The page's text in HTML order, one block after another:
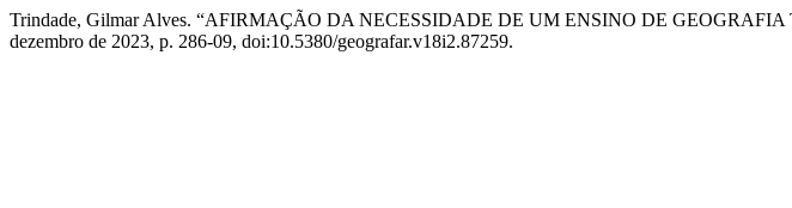
Trindade, Gilmar Alves. “AFIRMAÇÃO DA NECESSIDADE DE UM ENSINO DE
dezembro de 2023, p. 286-09, doi:10.5380/geografar.v18i2.87259.